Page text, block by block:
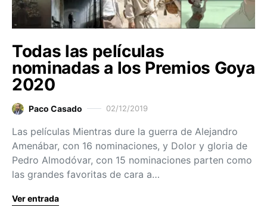
Todas las películas
nominadas a los Premios Goya
2020
Paco Casado 02/12/2019
Las películas Mientras dure la guerra de Alejandro
Amenábar, con 16 nominaciones, y Dolor y gloria de
Pedro Almodóvar, con 15 nominaciones parten como
las grandes favoritas de cara a…
Ver entrada